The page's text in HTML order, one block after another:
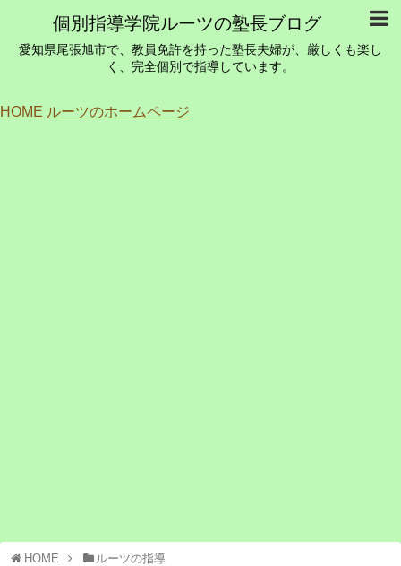
個別指導学院ルーツの塾長ブログ
愛知県尾張旭市で、教員免許を持った塾長夫婦が、厳しくも楽し
く、完全個別で指導しています。
HOME ルーツのホームページ
HOME ルーツの指導